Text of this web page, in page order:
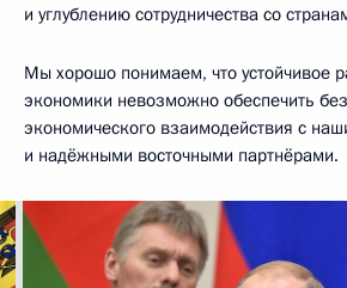
и углублению сотрудничества со
Мы хорошо понимаем, что устойчивое
экономики невозможно обеспечить без
экономического взаимодействия с
и надёжными восточными партнёрами.